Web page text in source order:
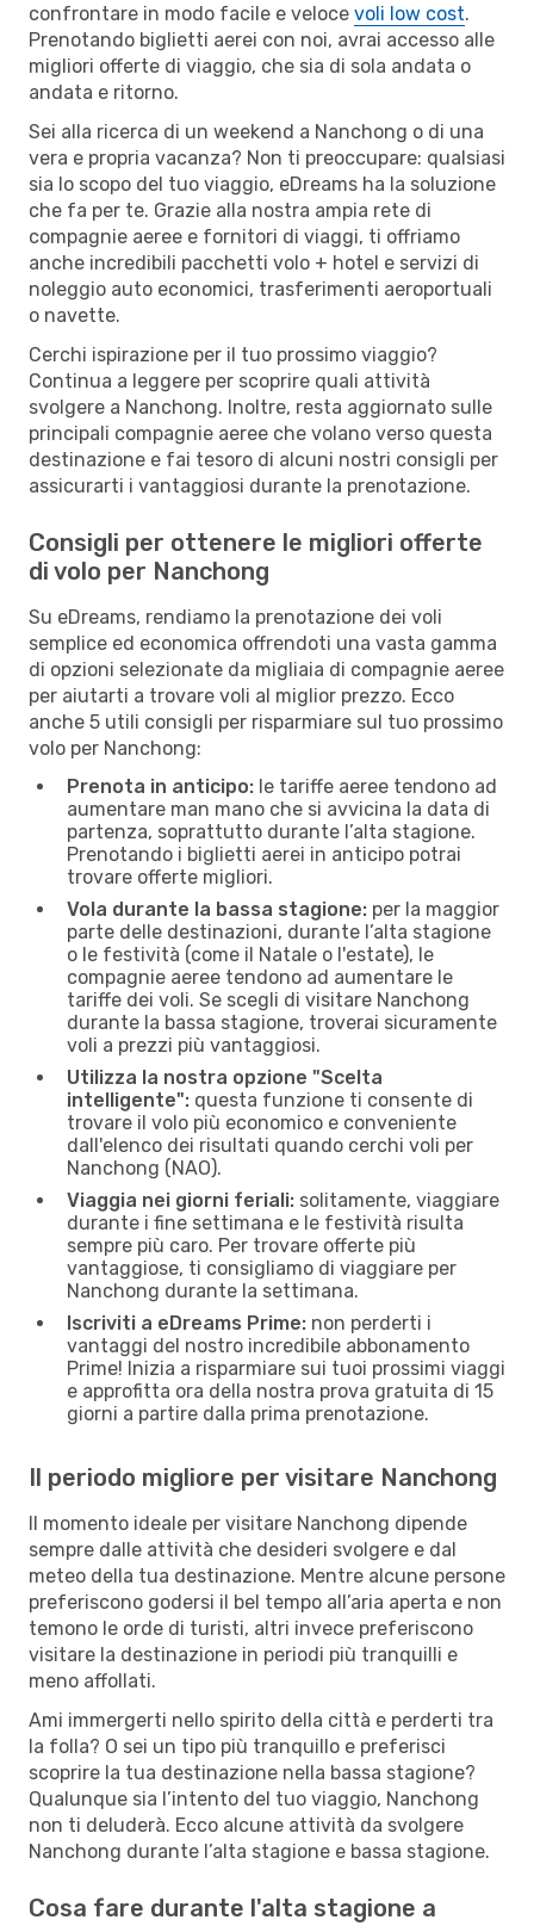
confrontare in modo facile e veloce voli low cost.
Prenotando biglietti aerei con noi, avrai accesso alle
migliori offerte di viaggio, che sia di sola andata o
andata e ritorno.
Sei alla ricerca di un weekend a Nanchong o di una
vera e propria vacanza? Non ti preoccupare: qualsiasi
sia lo scopo del tuo viaggio, eDreams ha la soluzione
che fa per te. Grazie alla nostra ampia rete di
compagnie aeree e fornitori di viaggi, ti offriamo
anche incredibili pacchetti volo + hotel e servizi di
noleggio auto economici, trasferimenti aeroportuali
o navette.
Cerchi ispirazione per il tuo prossimo viaggio?
Continua a leggere per scoprire quali attività
svolgere a Nanchong. Inoltre, resta aggiornato sulle
principali compagnie aeree che volano verso questa
destinazione e fai tesoro di alcuni nostri consigli per
assicurarti i vantaggiosi durante la prenotazione.
Consigli per ottenere le migliori offerte
di volo per Nanchong
Su eDreams, rendiamo la prenotazione dei voli
semplice ed economica offrendoti una vasta gamma
di opzioni selezionate da migliaia di compagnie aeree
per aiutarti a trovare voli al miglior prezzo. Ecco
anche 5 utili consigli per risparmiare sul tuo prossimo
volo per Nanchong:
Prenota in anticipo: le tariffe aeree tendono ad
aumentare man mano che si avvicina la data di
partenza, soprattutto durante l’alta stagione.
Prenotando i biglietti aerei in anticipo potrai
trovare offerte migliori.
Vola durante la bassa stagione: per la maggior
parte delle destinazioni, durante l’alta stagione
o le festività (come il Natale o l'estate), le
compagnie aeree tendono ad aumentare le
tariffe dei voli. Se scegli di visitare Nanchong
durante la bassa stagione, troverai sicuramente
voli a prezzi più vantaggiosi.
Utilizza la nostra opzione "Scelta
intelligente": questa funzione ti consente di
trovare il volo più economico e conveniente
dall'elenco dei risultati quando cerchi voli per
Nanchong (NAO).
Viaggia nei giorni feriali: solitamente, viaggiare
durante i fine settimana e le festività risulta
sempre più caro. Per trovare offerte più
vantaggiose, ti consigliamo di viaggiare per
Nanchong durante la settimana.
Iscriviti a eDreams Prime: non perderti i
vantaggi del nostro incredibile abbonamento
Prime! Inizia a risparmiare sui tuoi prossimi viaggi
e approfitta ora della nostra prova gratuita di 15
giorni a partire dalla prima prenotazione.
Il periodo migliore per visitare Nanchong
Il momento ideale per visitare Nanchong dipende
sempre dalle attività che desideri svolgere e dal
meteo della tua destinazione. Mentre alcune persone
preferiscono godersi il bel tempo all’aria aperta e non
temono le orde di turisti, altri invece preferiscono
visitare la destinazione in periodi più tranquilli e
meno affollati.
Ami immergerti nello spirito della città e perderti tra
la folla? O sei un tipo più tranquillo e preferisci
scoprire la tua destinazione nella bassa stagione?
Qualunque sia l’intento del tuo viaggio, Nanchong
non ti deluderà. Ecco alcune attività da svolgere
Nanchong durante l’alta stagione e bassa stagione.
Cosa fare durante l'alta stagione a